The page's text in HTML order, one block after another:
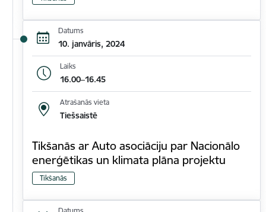
Datums
10. janvāris, 2024
Laiks
16.00–16.45
Atrašanās vieta
Tiešsaistē
Tikšanās ar Auto asociāciju par Nacionālo
enerģētikas un klimata plāna projektu
Tikšanās